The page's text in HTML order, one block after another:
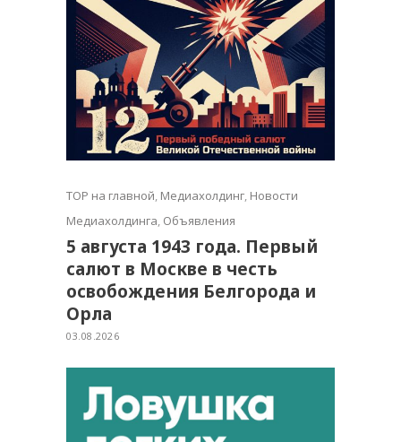
TOP на главной, Медиахолдинг, Новости
Медиахолдинга, Объявления
5 августа 1943 года. Первый
салют в Москве в честь
освобождения Белгорода и
Орла
03.08.2026